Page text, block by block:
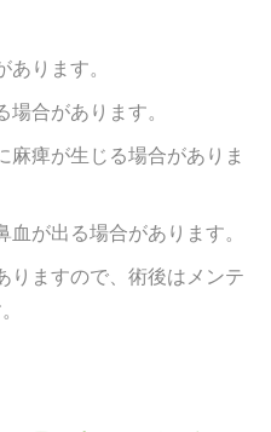
ります。
合があります。
麻痺が生じる場合がありま
血が出る場合があります。
りますので、術後はメンテ